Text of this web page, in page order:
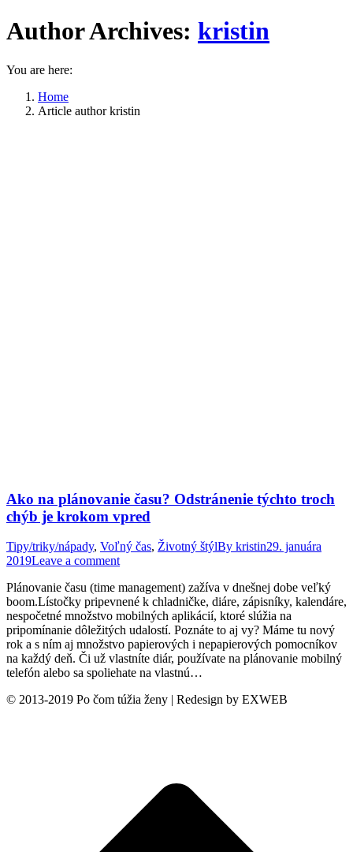
Author Archives: kristin
You are here:
Home
Article author kristin
Ako na plánovanie času? Odstránenie týchto troch
chýb je krokom vpred
Tipy/triky/nápady, Voľný čas, Životný štýlBy kristin29. januára
2019Leave a comment
Plánovanie času (time management) zažíva v dnešnej dobe veľký
boom.Lístočky pripevnené k chladničke, diáre, zápisníky, kalendáre,
nespočetné množstvo mobilných aplikácií, ktoré slúžia na
pripomínanie dôležitých udalostí. Poznáte to aj vy? Máme tu nový
rok a s ním aj množstvo papierových i nepapierových pomocníkov
na každý deň. Či už vlastníte diár, používate na plánovanie mobilný
telefón alebo sa spoliehate na vlastnú…
© 2013-2019 Po čom túžia ženy | Redesign by EXWEB